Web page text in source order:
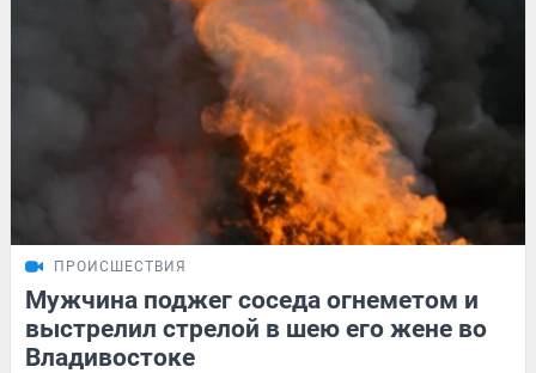
ПРОИСШЕСТВИЯ
Мужчина поджег соседа огнеметом и
выстрелил стрелой в шею его жене во
Владивостоке